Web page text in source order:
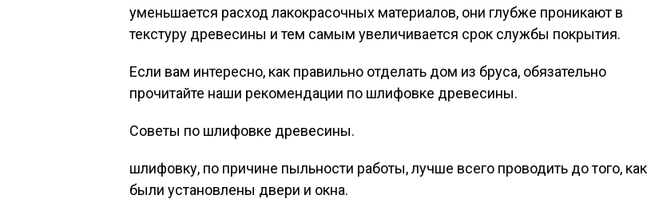
уменьшается расход лакокрасочных материалов, они глубже проникают в
текстуру древесины и тем самым увеличивается срок службы покрытия.
Если вам интересно, как правильно отделать дом из бруса, обязательно
прочитайте наши рекомендации по шлифовке древесины.
Советы по шлифовке древесины.
шлифовку, по причине пыльности работы, лучше всего проводить до того, как
были установлены двери и окна.